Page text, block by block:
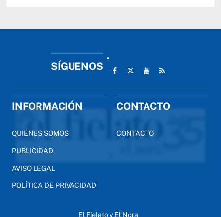
SÍGUENOS
INFORMACIÓN
QUIÉNES SOMOS
PUBLICIDAD
AVISO LEGAL
POLÍTICA DE PRIVACIDAD
CONTACTO
CONTACTO
El Fielato y El Nora